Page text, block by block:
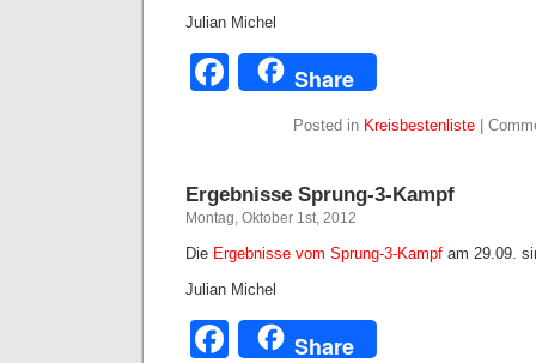
Julian Michel
Facebook
Share
Posted in Kreisbestenliste
Ergebnisse Sprung-3-Kampf
Montag, Oktober 1st, 2012
Die Ergebnisse vom Sprung-3-Kampf am 29.09.
Julian Michel
Facebook
Share